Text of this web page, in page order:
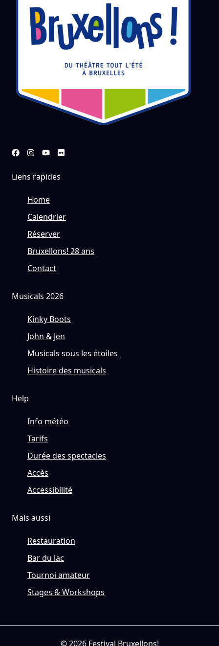
Liens rapides
Home
Calendrier
Réserver
Bruxellons! 28 ans
Contact
Musicals 2026
Kinky Boots
John & Jen
Musicals sous les étoiles
Histoire des musicals
Help
Info météo
Tarifs
Durée des spectacles
Accès
Accessibilité
Mais aussi
Restauration
Bar du lac
Tournoi amateur
Stages & Workshops
© 2026 Festival Bruxellons!